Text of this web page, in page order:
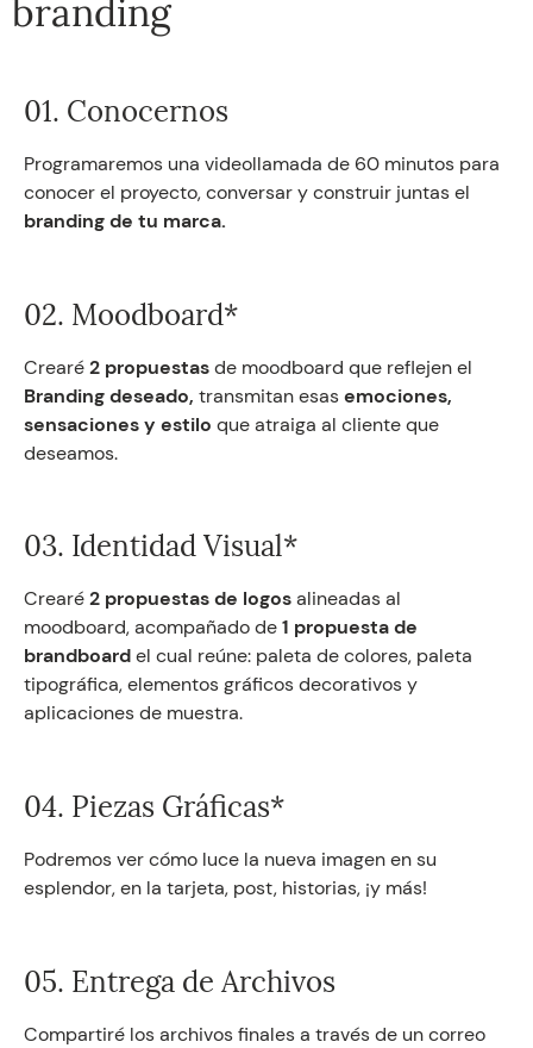
branding
01. Conocernos
Programaremos una videollamada de 60 minutos para
conocer el proyecto, conversar y construir juntas el
branding de tu marca.
02. Moodboard*
Crearé2 propuestasde moodboard que reflejen el
Branding deseado, transmitan esasemociones,
sensaciones y estilo que atraiga al cliente que
deseamos.
03. Identidad Visual*
Crearé2 propuestas de logosalineadas al
moodboard, acompañado de1 propuesta de
brandboardel cual reúne: paleta de colores, paleta
tipográfica, elementos gráficos decorativos y
aplicaciones de muestra.
04. Piezas Gráficas*
Podremos ver cómo luce la nueva imagen en su
esplendor, en la tarjeta, post, historias, ¡y más!
05. Entrega de Archivos
Compartiré los archivos finales a través de un correo